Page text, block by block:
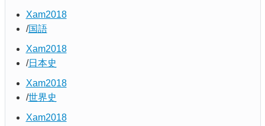
Xam2018
国語
Xam2018
日本史
Xam2018
世界史
Xam2018